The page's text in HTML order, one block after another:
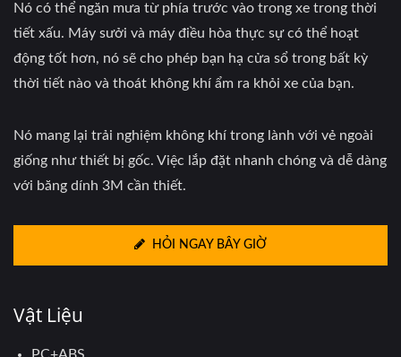
Nó có thể ngăn mưa từ phía trước vào trong xe trong thời
tiết xấu. Máy sưởi và máy điều hòa thực sự có thể hoạt
động tốt hơn, nó sẽ cho phép bạn hạ cửa sổ trong bất kỳ
thời tiết nào và thoát không khí ẩm ra khỏi xe của bạn.
Nó mang lại trải nghiệm không khí trong lành với vẻ ngoài
giống như thiết bị gốc. Việc lắp đặt nhanh chóng và dễ dàng
với băng dính 3M cần thiết.
HỎI NGAY BÂY GIỜ
Vật Liệu